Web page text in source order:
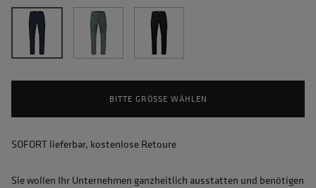
BITTE GRÖSSE WÄHLEN
SOFORT lieferbar, kostenlose Retoure
Sie wollen Ihr Unternehmen ganzheitlich ausstatten und benötigen